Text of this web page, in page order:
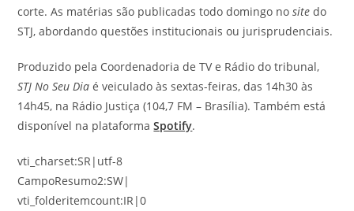
corte. As matérias são publicadas todo domingo nosite do
STJ, abordando questões institucionais ou jurisprudenciais.
Produzido pela Coordenadoria de TV e Rádio do tribunal,
STJ No Seu Dia é veiculado às sextas-feiras, das 14h30 às
14h45, na Rádio Justiça (104,7 FM – Brasília). Também está
disponível na plataformaSpotify.
vti_charset:SR|utf-8
CampoResumo2:SW|
vti_folderitemcount:IR|0